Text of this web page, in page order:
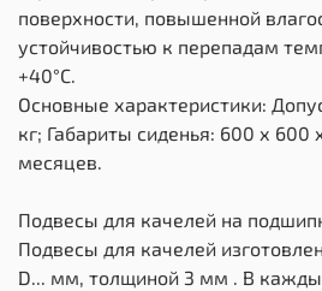
поверхности, повышенной
устойчивостью к перепадам
+40°С.
Основные характеристики:
кг; Габариты сиденья: 600 х 600
месяцев.
Подвесы для качелей на
Подвесы для качелей
D... мм, толщиной 3 мм . В